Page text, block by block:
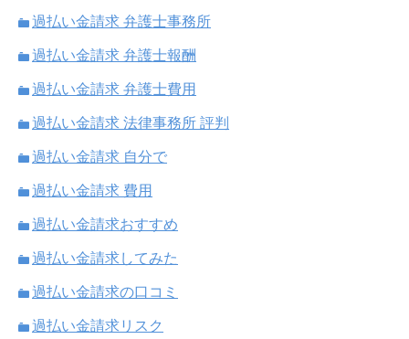
過払い金請求 弁護士事務所
過払い金請求 弁護士報酬
過払い金請求 弁護士費用
過払い金請求 法律事務所 評判
過払い金請求 自分で
過払い金請求 費用
過払い金請求おすすめ
過払い金請求してみた
過払い金請求の口コミ
過払い金請求リスク